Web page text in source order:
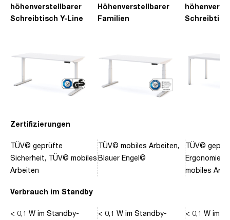
Zertifizierungen
Verbrauch im Standby
höhenverstellbarer
Schreibtisch Y-Line
TÜV© geprüfte
Sicherheit, TÜV© mobiles
Arbeiten
< 0,1 W im Standby-
Höhenverstellbarer
Familien
TÜV© mobiles Arbeiten,
Blauer Engel©
< 0,1 W im Standby-
TÜV©
Ergonomie,
mobiles
< 0,1 W im